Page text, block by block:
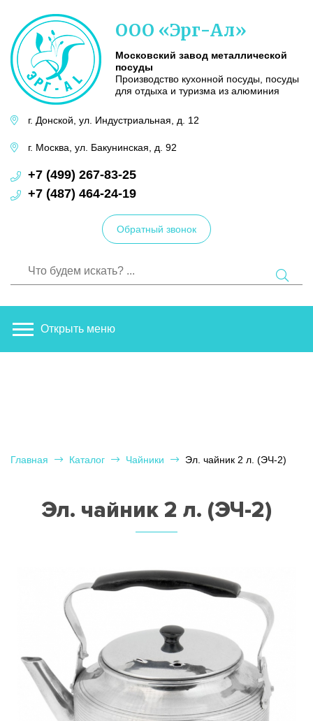
завод
посуды
ООО «Эрг-Ал»
Московский завод металлической
посуды
Производство кухонной посуды, посуды
для отдыха и туризма из алюминия
г. Донской, ул. Индустриальная, д. 12
г. Москва, ул. Бакунинская, д. 92
+7 (499) 267-83-25
+7 (487) 464-24-19
Обратный звонок
Открыть меню
Главная Каталог Чайники Эл. чайник 2 л. (ЭЧ-2)
Эл. чайник 2 л. (ЭЧ-2)